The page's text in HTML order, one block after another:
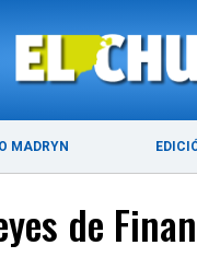
MADRYN
ÚLTIMAS
de